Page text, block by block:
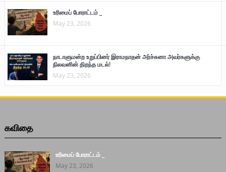
உரிமைப் போராட்டம் _
May 23, 2026
நாடாளுமன்ற உறுப்பினர் இராமநாதன் அர்ச்சுனா அவர்களுக்கு
நிலவனின் திறந்த மடல்!
May 23, 2026
கவிதை
உரிமைப் போராட்டம் _
May 23, 2026